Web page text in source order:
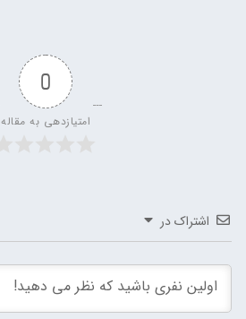
0
امتیازدهی به مقاله
اشتراک در